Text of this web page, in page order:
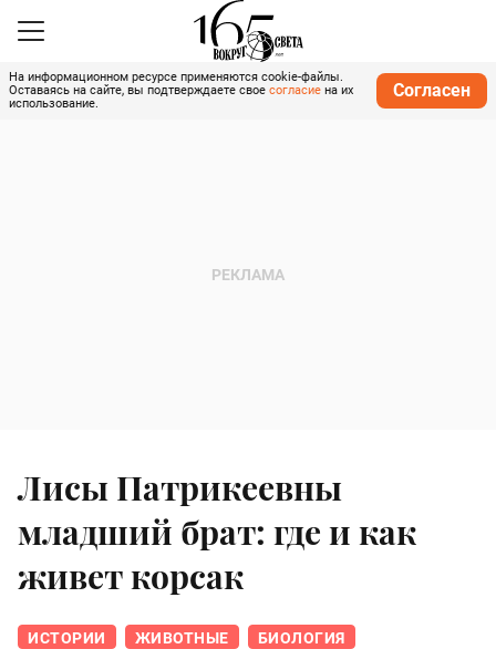
На информационном ресурсе применяются cookie-файлы.
Оставаясь на сайте, вы подтверждаете свое согласие на их
использование.
Согласен
Лисы Патрикеевны
младший брат: где и как
живет корсак
ИСТОРИИ ЖИВОТНЫЕ БИОЛОГИЯ